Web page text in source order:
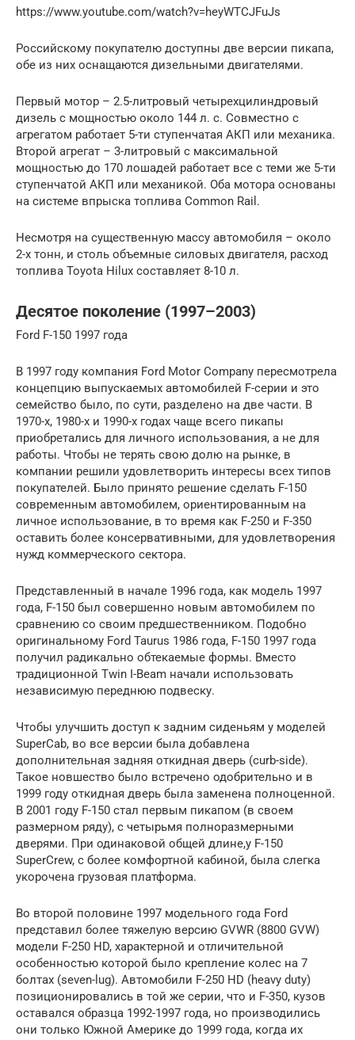
https://www.youtube.com/watch?v=heyWTCJFuJs
Российскому покупателю доступны две версии пикапа,
обе из них оснащаются дизельными двигателями.
Первый мотор – 2.5-литровый четырехцилиндровый
дизель с мощностью около 144 л. с. Совместно с
агрегатом работает 5-ти ступенчатая АКП или механика.
Второй агрегат – 3-литровый с максимальной
мощностью до 170 лошадей работает все с теми же 5-ти
ступенчатой АКП или механикой. Оба мотора основаны
на системе впрыска топлива Common Rail.
Несмотря на существенную массу автомобиля – около
2-х тонн, и столь объемные силовых двигателя, расход
топлива Toyota Hilux составляет 8-10 л.
Десятое поколение (1997–2003)
Ford F-150 1997 года
В 1997 году компания Ford Motor Company пересмотрела
концепцию выпускаемых автомобилей F-серии и это
семейство было, по сути, разделено на две части. В
1970-х, 1980-х и 1990-х годах чаще всего пикапы
приобретались для личного использования, а не для
работы. Чтобы не терять свою долю на рынке, в
компании решили удовлетворить интересы всех типов
покупателей. Было принято решение сделать F-150
современным автомобилем, ориентированным на
личное использование, в то время как F-250 и F-350
оставить более консервативными, для удовлетворения
нужд коммерческого сектора.
Представленный в начале 1996 года, как модель 1997
года, F-150 был совершенно новым автомобилем по
сравнению со своим предшественником. Подобно
оригинальному Ford Taurus 1986 года, F-150 1997 года
получил радикально обтекаемые формы. Вместо
традиционной Twin I-Beam начали использовать
независимую переднюю подвеску.
Чтобы улучшить доступ к задним сиденьям у моделей
SuperCab, во все версии была добавлена ​​
дополнительная задняя откидная дверь (curb-side).
Такое новшество было встречено одобрительно и в
1999 году откидная дверь была заменена полноценной.
В 2001 году F-150 стал первым пикапом (в своем
размерном ряду), с четырьмя полноразмерными
дверями. При одинаковой общей длине,у F-150
SuperCrew, с более комфортной кабиной, была слегка
укорочена грузовая платформа.
Во второй половине 1997 модельного года Ford
представил более тяжелую версию GVWR (8800 GVW)
модели F-250 HD, характерной и отличительной
особенностью которой было крепление колес на 7
болтах (seven-lug). Автомобили F-250 HD (heavy duty)
позиционировались в той же серии, что и F-350, кузов
оставался образца 1992-1997 года, но производились
они только Южной Америке до 1999 года, когда их